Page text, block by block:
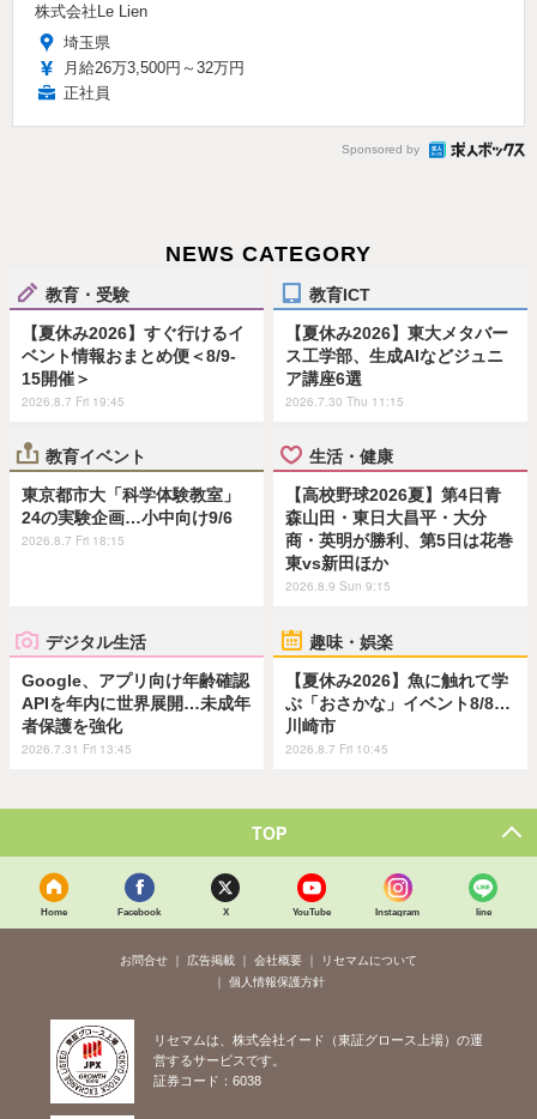
株式会社Le Lien
埼玉県
月給26万3,500円～32万円
正社員
Sponsored by
NEWS CATEGORY
教育・受験
【夏休み2026】すぐ行けるイ
ベント情報おまとめ便＜8/9-
15開催＞
2026.8.7 Fri 19:45
教育ICT
【夏休み2026】東大メタバー
ス工学部、生成AIなどジュニ
ア講座6選
2026.7.30 Thu 11:15
教育イベント
東京都市大「科学体験教室」
24の実験企画…小中向け9/6
2026.8.7 Fri 18:15
生活・健康
【高校野球2026夏】第4日青
森山田・東日大昌平・大分
商・英明が勝利、第5日は花巻
東vs新田ほか
2026.8.9 Sun 9:15
デジタル生活
Google、アプリ向け年齢確認
APIを年内に世界展開…未成年
者保護を強化
2026.7.31 Fri 13:45
趣味・娯楽
【夏休み2026】魚に触れて学
ぶ「おさかな」イベント8/8…
川崎市
2026.8.7 Fri 10:45
TOP
Home Facebook X YouTube Instagram line
お問合せ 広告掲載 会社概要
リセマムについて
個人情報保護方針
リセマムは、株式会社イード（東証グロース上場）の運
営するサービスです。
証券コード：6038